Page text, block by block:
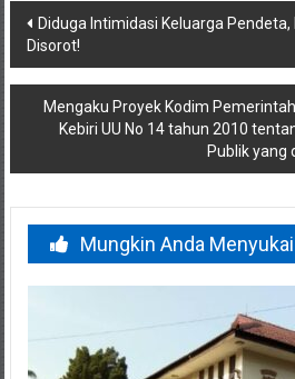
Navigasi
pos
Diduga Intimidasi Keluarga
Disorot!
Mengaku Proyek Kodim
Kebiri UU No 14 tahun 2010
Publik yang
Mungkin Anda Menyukai